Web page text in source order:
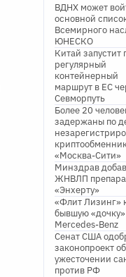
ВДНХ может
основной
Всемирного
ЮНЕСКО
Китай запустит
регулярный
контейнерный
маршрут в ЕС
Севморпуть
Более 20
задержаны по
«Москва-Сити»
Минздрав
ЖНВЛП
«Энхерту»
«Флит Лизинг»
бывшую «дочку»
Mercedes-Benz
Сенат США
законопроект об
ужесточении
против РФ